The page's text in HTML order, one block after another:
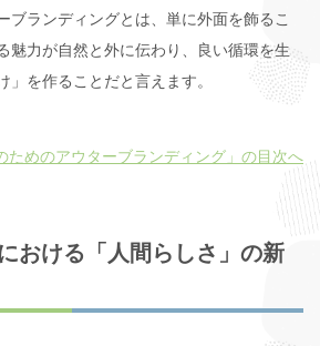
ブランディングとは、単に外面を飾るこ
魅力が自然と外に伝わり、良い循環を生
を作ることだと言えます。
ためのアウターブランディング」の目次へ
おける「人間らしさ」の新